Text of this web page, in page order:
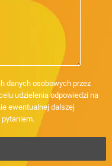
danych osobowych przez
udzielenia odpowiedzi na
ewentualnej dalszej
pytaniem.